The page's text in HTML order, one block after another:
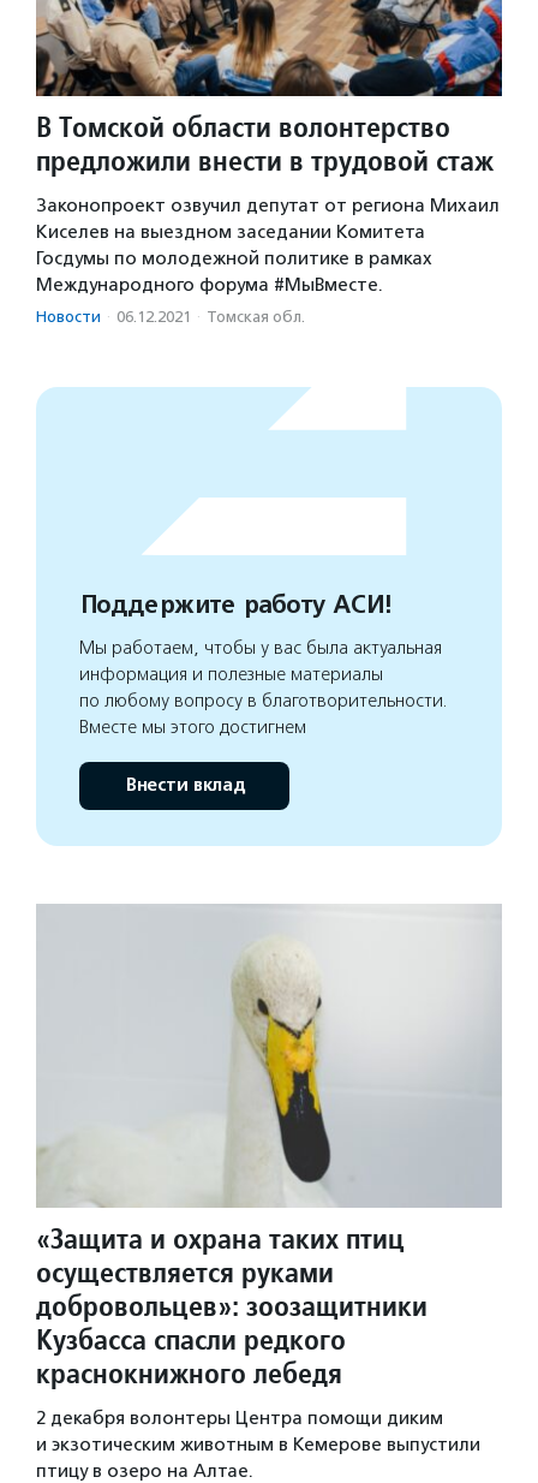
В Томской области волонтерство
предложили внести в трудовой стаж
Законопроект озвучил депутат от региона Михаил
Киселев на выездном заседании Комитета
Госдумы по молодежной политике в рамках
Международного форума #МыВместе.
Новости · 06.12.2021 · Томская обл.
Поддержите работу АСИ!
Мы работаем, чтобы у вас была актуальная
информация и полезные материалы
по любому вопросу в благотворительности.
Вместе мы этого достигнем
Внести вклад
«Защита и охрана таких птиц
осуществляется руками
добровольцев»: зоозащитники
Кузбасса спасли редкого
краснокнижного лебедя
2 декабря волонтеры Центра помощи диким
и экзотическим животным в Кемерове выпустили
птицу в озеро на Алтае.